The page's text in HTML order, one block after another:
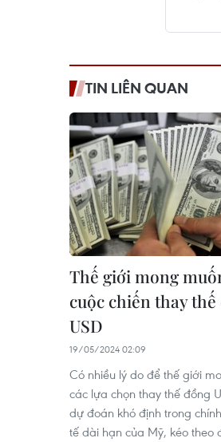
TIN LIÊN QUAN
Thế giới mong
cuộc chiến thay thế
USD
19/05/2024 02:09
Có nhiều lý do để thế giới
các lựa chọn thay thế đồng
dự đoán khó định trong
tế dài hạn của Mỹ, kéo theo